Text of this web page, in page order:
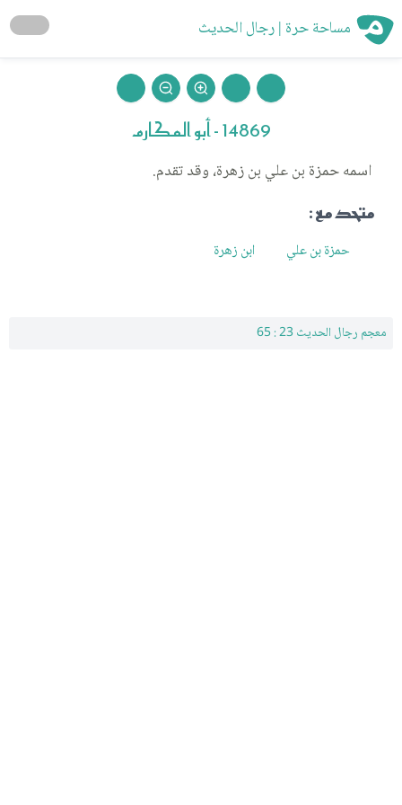
مساحة حرة | رجال الحديث
14869 - أبو المكارم
اسمه حمزة بن علي بن زهرة، وقد تقدم.
متحد مع :
حمزة بن علي ابن زهرة
معجم رجال الحديث 23 : 65